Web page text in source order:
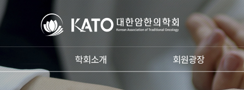
학회소개 회원광장